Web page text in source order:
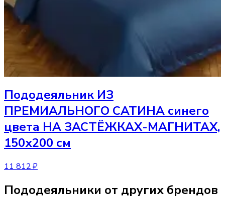
Пододеяльник ИЗ
ПРЕМИАЛЬНОГО САТИНА синего
цвета НА ЗАСТЁЖКАХ-МАГНИТАХ,
150х200 см
11 812 ₽
Пододеяльники от других брендов